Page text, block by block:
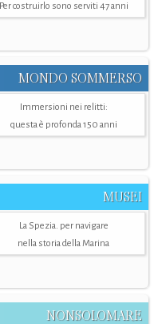
Per costruirlo sono serviti 47 anni
MONDO SOMMERSO
Immersioni nei relitti:
questa è profonda 150 anni
MUSEI
La Spezia. per navigare
nella storia della Marina
NONSOLOMARE